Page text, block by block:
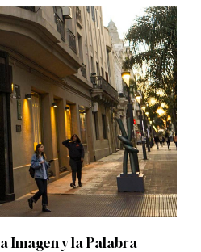
Imagen y la Palabra